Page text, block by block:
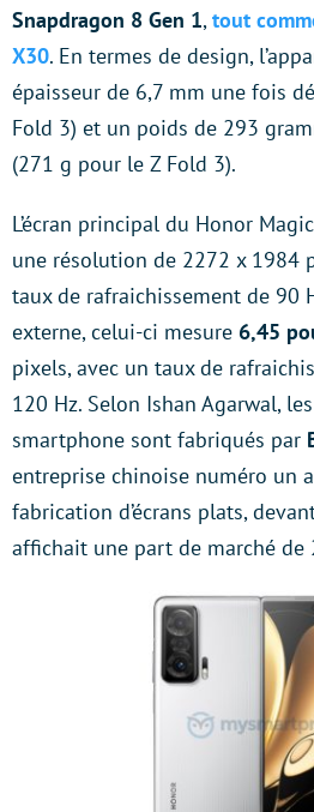
Snapdragon 8 Gen 1,tout
X30. En termes de design,
épaisseur de 6,7 mm une fois
Fold 3) et un poids de 293
(271 g pour le Z Fold 3).
L’écran principal du Honor
une résolution de 2272 x 1984
taux de rafraichissement de 90
externe, celui-ci mesure 6,45
pixels, avec un taux de
120 Hz. Selon Ishan Agarwal,
smartphone sont fabriqués par
entreprise chinoise numéro un
fabrication d’écrans plats,
affichait une part de marché de